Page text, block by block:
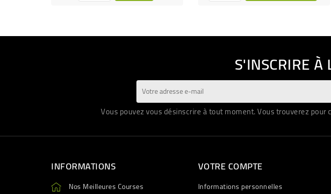
S'INSCRIRE À
Vous pouvez vous désinscrire à tout moment. Vous trouverez
INFORMATIONS
Nos Meilleures Courses
VOTRE COMPTE
Informations personnelles